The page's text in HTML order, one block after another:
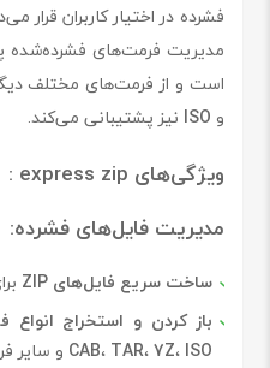
فشرده در اختیار کاربران قرار
مدیریت فرمت‌های فشرده‌شده
است و از فرمت‌های مختلف
و ISO نیز پشتیبانی می‌کند.
ویژگی‌های express zip :
مدیریت فایل‌های فشرده:
ساخت سریع فایل‌های ZIP
باز کردن و استخراج
CAB، TAR،7Z، ISO
و سایر